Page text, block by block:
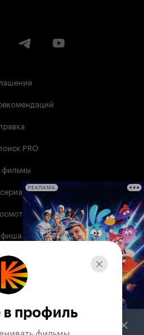
PRO
фильмы
РЕКЛАМА
в профиль
фильмы,